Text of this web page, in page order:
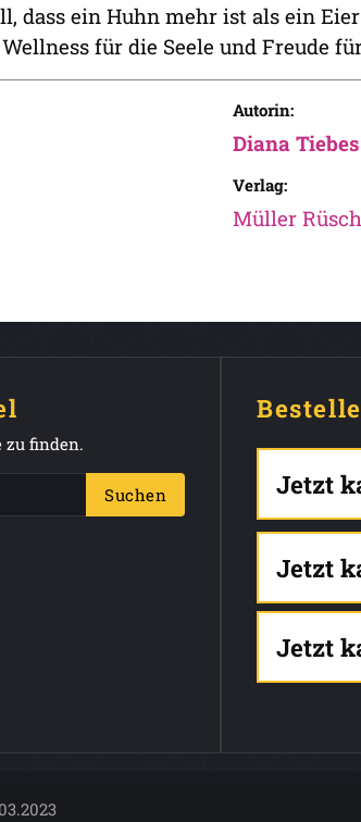
dass ein Huhn mehr ist als ein
für die Seele und Freude
Autorin:
Diana Tiebes
Verlag:
Müller
zu finden.
Suchen Jetzt
Jetzt
Jetzt